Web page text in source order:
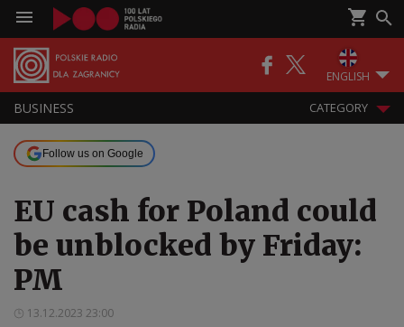
ENGLISH
BUSINESS CATEGORY
Follow us on Google
EU cash for Poland could
be unblocked by Friday:
PM
13.12.2023 23:00